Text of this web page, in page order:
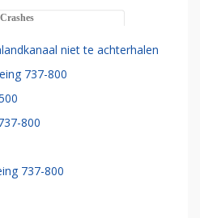
Crashes
niet te achterhalen
737-800
800
737-800